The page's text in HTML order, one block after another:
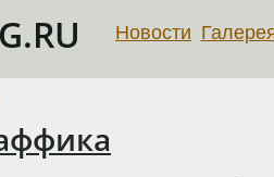
Новости